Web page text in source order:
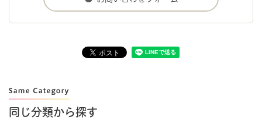
同じ分類から探す